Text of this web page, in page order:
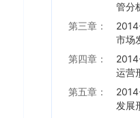
管分
第三章：
市场
第四章：
运营
第五章：
发展